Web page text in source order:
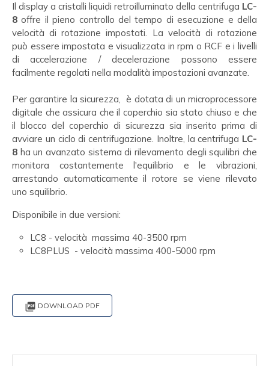
Il display a cristalli liquidi retroilluminato della centrifuga LC-
8 offre il pieno controllo del tempo di esecuzione e della
velocità di rotazione impostati. La velocità di rotazione
può essere impostata e visualizzata in rpm o RCF e i livelli
di accelerazione / decelerazione possono essere
facilmente regolati nella modalità impostazioni avanzate.
Per garantire la sicurezza, è dotata di un microprocessore
digitale che assicura che il coperchio sia stato chiuso e che
il blocco del coperchio di sicurezza sia inserito prima di
avviare un ciclo di centrifugazione. Inoltre, la centrifuga LC-
8 ha un avanzato sistema di rilevamento degli squilibri che
monitora costantemente l'equilibrio e le vibrazioni,
arrestando automaticamente il rotore se viene rilevato
uno squilibrio.
Disponibile in due versioni:
LC8 - velocità massima 40-3500 rpm
LC8PLUS - velocità massima 400-5000 rpm
 DOWNLOAD PDF